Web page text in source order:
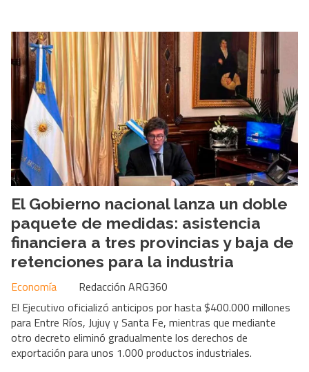
El Gobierno nacional lanza un doble
paquete de medidas: asistencia
financiera a tres provincias y baja de
retenciones para la industria
Redacción ARG360
Economía
El Ejecutivo oficializó anticipos por hasta $400.000 millones
para Entre Ríos, Jujuy y Santa Fe, mientras que mediante
otro decreto eliminó gradualmente los derechos de
exportación para unos 1.000 productos industriales.